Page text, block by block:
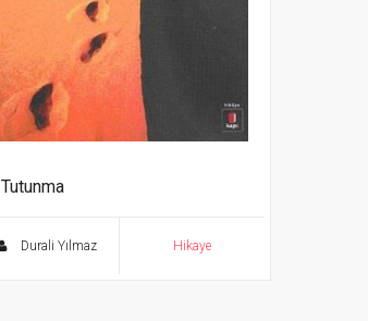
Tutunma
Durali Yılmaz Hikaye